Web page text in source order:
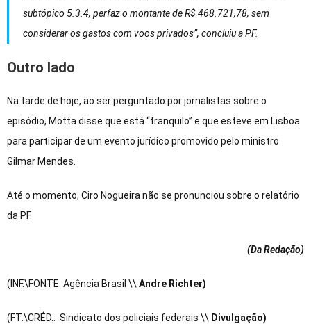
subtópico 5.3.4, perfaz o montante de R$ 468.721,78, sem
considerar os gastos com voos privados”, concluiu a PF.
Outro lado
Na tarde de hoje, ao ser perguntado por jornalistas sobre o
episódio, Motta disse que está “tranquilo” e que esteve em Lisboa
para participar de um evento jurídico promovido pelo ministro
Gilmar Mendes.
Até o momento, Ciro Nogueira não se pronunciou sobre o relatório
da PF.
(Da Redação)
(INF.\FONTE: Agência Brasil \\ Andre Richter)
(FT.\CRÉD.: Sindicato dos policiais federais \\ Divulgação)